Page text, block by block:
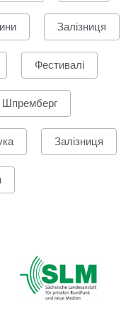
Залізниця
Фестивалі
Шпремберг
Залізниця